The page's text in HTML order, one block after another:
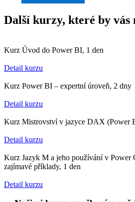
Další kurzy, které by
Kurz Úvod do Power BI, 1 den
Detail kurzu
Kurz Power BI – expertní úroveň, 2 dny
Detail kurzu
Kurz Mistrovství v jazyce DAX (Power
Detail kurzu
Kurz Jazyk M a jeho používání v Power
zajímavé příklady, 1 den
Detail kurzu